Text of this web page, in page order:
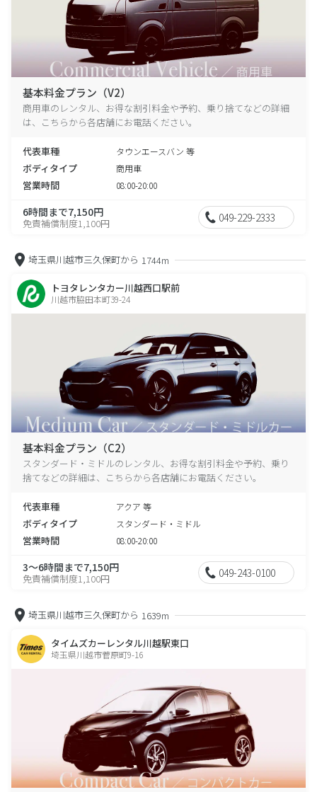
基本料金プラン（V2）
商用車のレンタル、お得な割引料金や予約、乗り捨てなどの詳細
は、こちらから各店舗にお電話ください。
代表車種 タウンエースバン 等
ボディタイプ 商用車
営業時間 08:00-20:00
6時間まで7,150円
免責補償制度1,100円 049-229-2333
埼玉県川越市三久保町から 1744m
トヨタレンタカー川越西口駅前
川越市脇田本町39-24
基本料金プラン（C2）
スタンダード・ミドルのレンタル、お得な割引料金や予約、乗り
捨てなどの詳細は、こちらから各店舗にお電話ください。
代表車種 アクア 等
ボディタイプ スタンダード・ミドル
営業時間 08:00-20:00
3～6時間まで7,150円
免責補償制度1,100円 049-243-0100
埼玉県川越市三久保町から 1639m
タイムズカーレンタル川越駅東口
埼玉県川越市菅原町9-16